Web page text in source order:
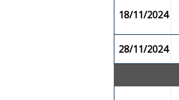
18/11/2024
28/11/2024